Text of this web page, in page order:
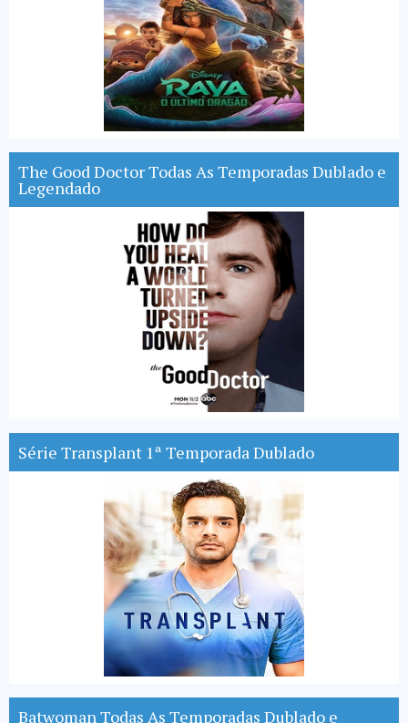
The Good Doctor Todas As Temporadas Dublado e
Legendado
Série Transplant 1ª Temporada Dublado
Batwoman Todas As Temporadas Dublado e